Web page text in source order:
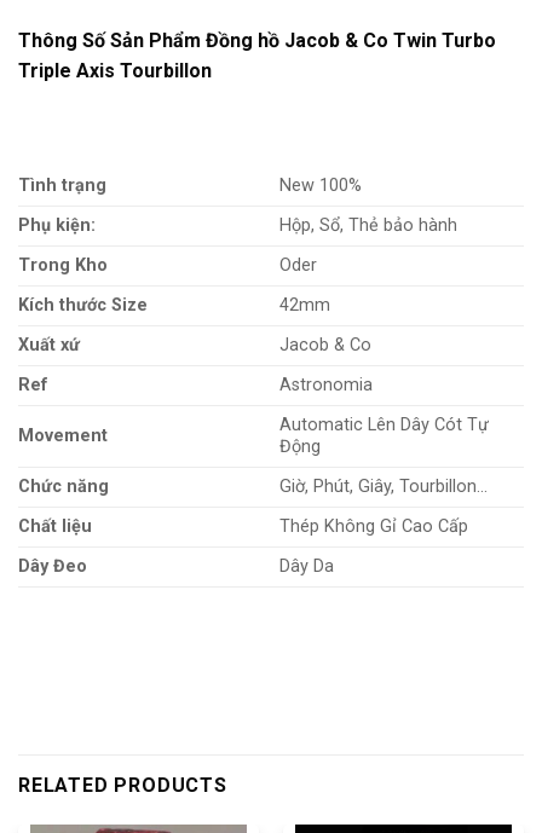
Thông Số Sản Phẩm Đồng hồ Jacob & Co Twin Turbo
Triple Axis Tourbillon
Tình trạng
New 100%
Phụ kiện:
Hộp, Sổ, Thẻ bảo hành
Trong Kho
Oder
Kích thước Size
42mm
Xuất xứ
Jacob & Co
Ref
Astronomia
Movement
Automatic Lên Dây Cót Tự
Động
Chức năng
Giờ, Phút, Giây, Tourbillon…
Chất liệu
Thép Không Gỉ Cao Cấp
Dây Đeo
Dây Da
RELATED PRODUCTS